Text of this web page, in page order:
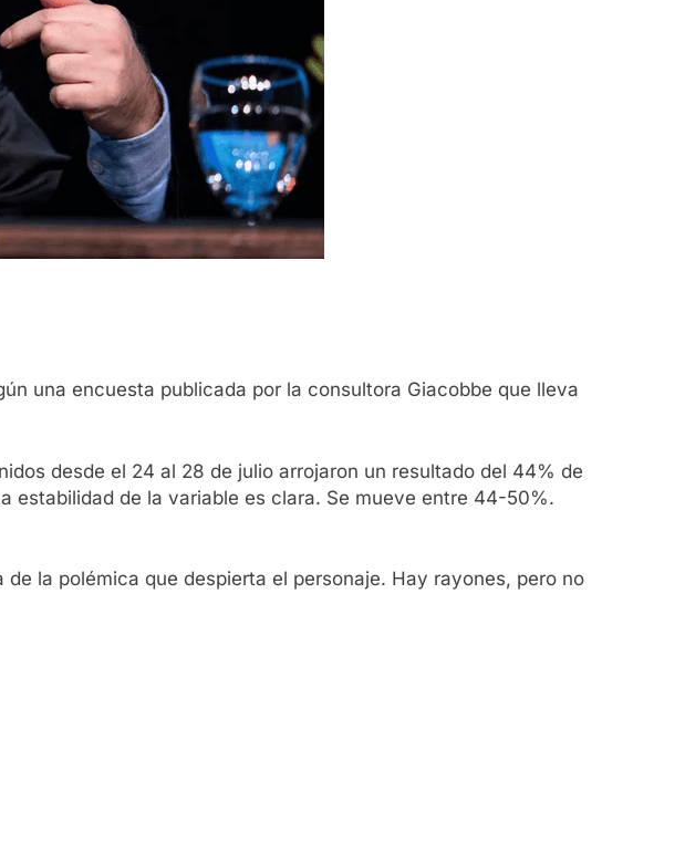
una encuesta publicada por la consultora Giacobbe que lleva
desde el 24 al 28 de julio arrojaron un resultado del 44% de
estabilidad de la variable es clara. Se mueve entre 44-50%.
la polémica que despierta el personaje. Hay rayones, pero no